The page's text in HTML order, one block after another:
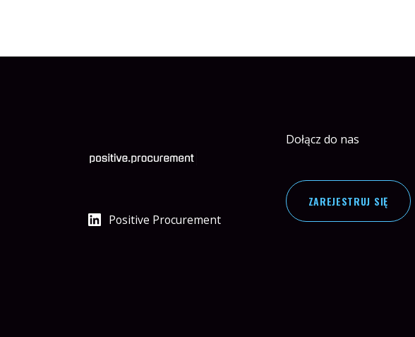
Positive Procurement
Dołącz do nas
ZAREJESTRUJ SIĘ